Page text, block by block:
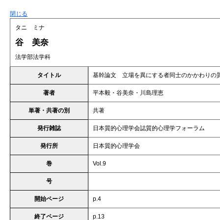
閉じる
タニ ミナ
谷 美奈
法学部法学科
タイトル 基幹論文 立場を異にする者同士のかかわりの
著者 平本毅・谷美奈・川島理恵
単著・共著の別 共著
発行雑誌 日本質的心理学会誌質的心理学フォーラム
発行所 日本質的心理学会
巻 Vol.9
号
開始ページ p.4
終了ページ p.13